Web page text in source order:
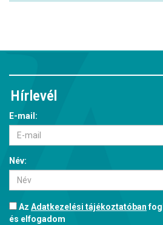
Hírlevél
E-mail:
Név:
Az Adatkezelési tájékoztatóban
és elfogadom